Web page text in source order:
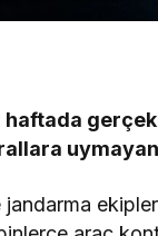
haftada
jandarma